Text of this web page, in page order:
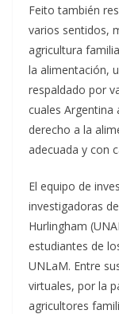
Feito también
varios sentidos,
agricultura
la alimentación,
respaldado por
cuales Argentina
derecho a la
adecuada y con
El equipo de
investigadoras
Hurlingham
estudiantes de
UNLaM. Entre
virtuales, por la
agricultores